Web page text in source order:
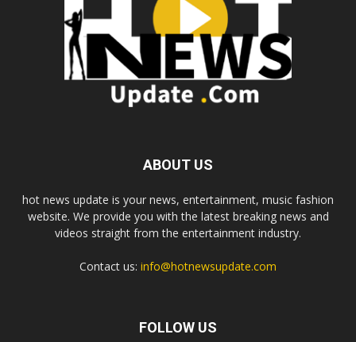
ABOUT US
hot news update is your news, entertainment, music fashion
website. We provide you with the latest breaking news and
videos straight from the entertainment industry.
Contact us: info@hotnewsupdate.com
FOLLOW US